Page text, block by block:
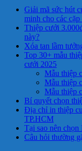
Giải mã sức hút
minh cho các
Thiệp cưới
này?
Xóa tan lầm
Top 30+ mẫu
cưới 2025
Mẫu thiệp
Mẫu thiệp
Mẫu thiệp
Bí quyết chọn
Địa chỉ in thiệp
TP.HCM
Tại sao nên
Câu hỏi thường